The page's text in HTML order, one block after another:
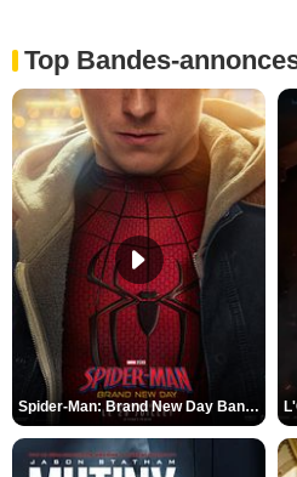
Top Bandes-
Spider-Man: Brand New Day Bande-annonce VO STFR